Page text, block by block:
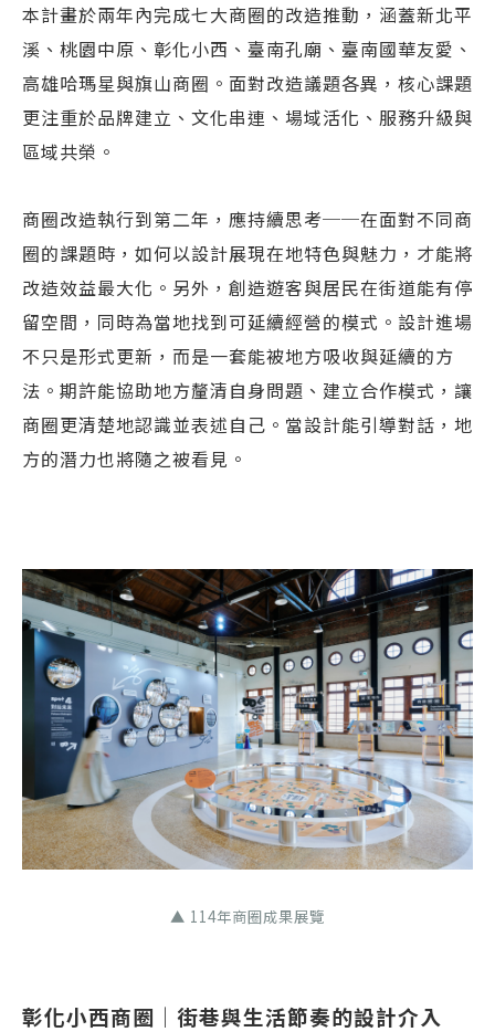
本計畫於兩年內完成七大商圈的改造推動，涵蓋新北平
溪、桃園中原、彰化小西、臺南孔廟、臺南國華友愛、
高雄哈瑪星與旗山商圈。面對改造議題各異，核心課題
更注重於品牌建立、文化串連、場域活化、服務升級與
區域共榮。
商圈改造執行到第二年，應持續思考──在面對不同商
圈的課題時，如何以設計展現在地特色與魅力，才能將
改造效益最大化。另外，創造遊客與居民在街道能有停
留空間，同時為當地找到可延續經營的模式。設計進場
不只是形式更新，而是一套能被地方吸收與延續的方
法。期許能協助地方釐清自身問題、建立合作模式，讓
商圈更清楚地認識並表述自己。當設計能引導對話，地
方的潛力也將隨之被看見。
▲ 114年商圈成果展覽
彰化小西商圈｜街巷與生活節奏的設計介入